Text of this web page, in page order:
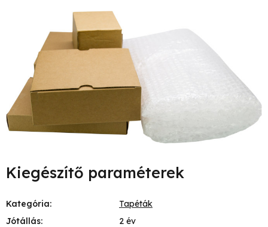
Kiegészítő paraméterek
Kategória:
Tapéták
Jótállás:
2 év